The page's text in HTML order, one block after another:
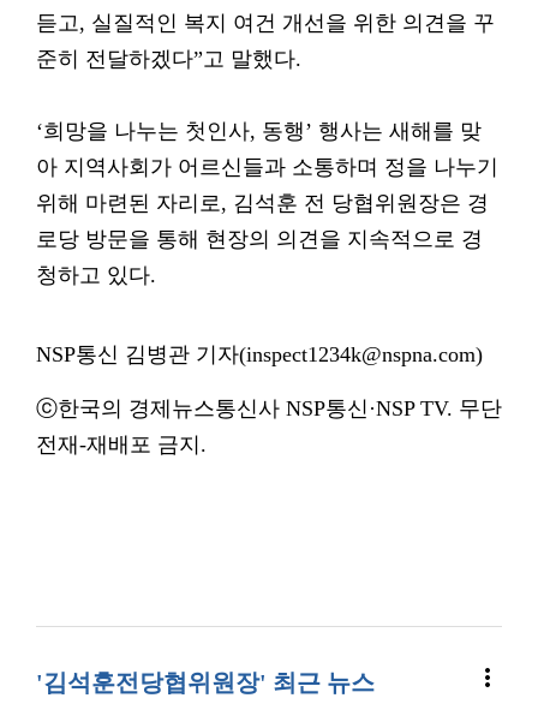
듣고, 실질적인 복지 여건 개선을 위한 의견을 꾸
준히 전달하겠다”고 말했다.
‘희망을 나누는 첫인사, 동행’ 행사는 새해를 맞
아 지역사회가 어르신들과 소통하며 정을 나누기
위해 마련된 자리로, 김석훈 전 당협위원장은 경
로당 방문을 통해 현장의 의견을 지속적으로 경
청하고 있다.
NSP통신 김병관 기자(inspect1234k@nspna.com)
ⓒ한국의 경제뉴스통신사 NSP통신·NSP TV. 무단
전재-재배포 금지.
'김석훈전당협위원장' 최근 뉴스 more_vert